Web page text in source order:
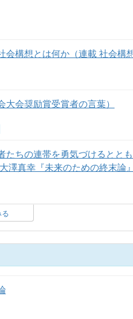
構想とは何か（連載 社会構
会奨励賞受賞者の言葉）
ちの連帯を勇気づけるとと
真幸『未来のための終末論